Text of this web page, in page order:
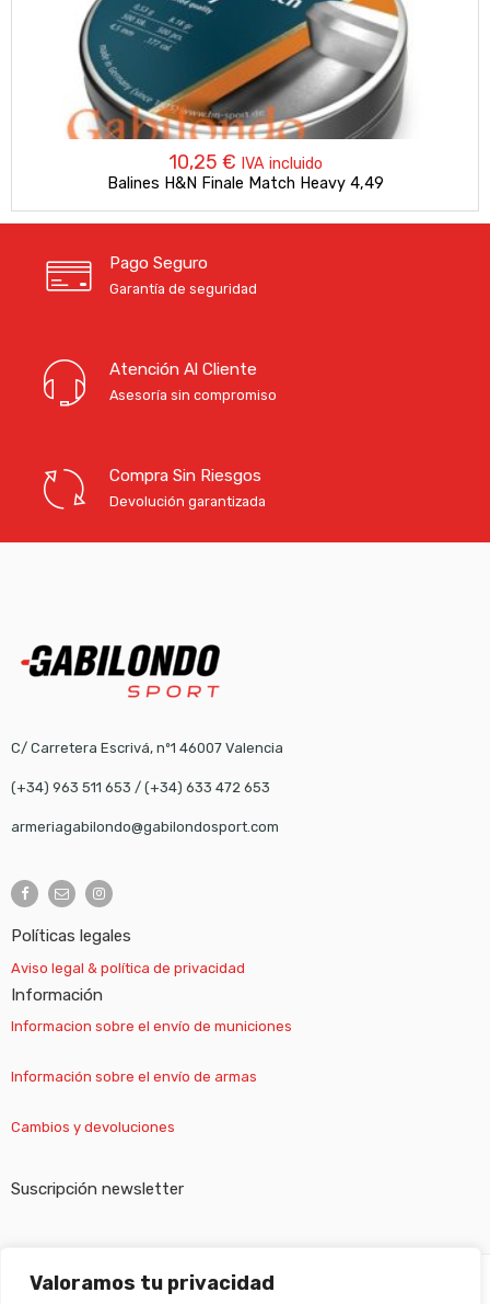
Valoramos tu privacidad
10,25 € IVA incluido
Balines H&N Finale Match Heavy 4,49
Pago Seguro
Garantía de seguridad
Atención Al Cliente
Asesoría sin compromiso
Compra Sin Riesgos
Devolución garantizada
C/ Carretera Escrivá, nº1 46007 Valencia
(+34) 963 511 653 / (+34) 633 472 653
armeriagabilondo@gabilondosport.com
Políticas legales
Aviso legal & política de privacidad
Información
Informacion sobre el envío de municiones
Información sobre el envío de armas
Cambios y devoluciones
Suscripción newsletter
Gabilondo sport